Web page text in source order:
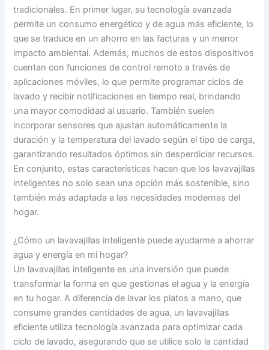
tradicionales. En primer lugar, su tecnología avanzada
permite un consumo energético y de agua más eficiente, lo
que se traduce en un ahorro en las facturas y un menor
impacto ambiental. Además, muchos de estos dispositivos
cuentan con funciones de control remoto a través de
aplicaciones móviles, lo que permite programar ciclos de
lavado y recibir notificaciones en tiempo real, brindando
una mayor comodidad al usuario. También suelen
incorporar sensores que ajustan automáticamente la
duración y la temperatura del lavado según el tipo de carga,
garantizando resultados óptimos sin desperdiciar recursos.
En conjunto, estas características hacen que los lavavajillas
inteligentes no solo sean una opción más sostenible, sino
también más adaptada a las necesidades modernas del
hogar.
¿Cómo un lavavajillas inteligente puede ayudarme a ahorrar
agua y energía en mi hogar?
Un lavavajillas inteligente es una inversión que puede
transformar la forma en que gestionas el agua y la energía
en tu hogar. A diferencia de lavar los platos a mano, que
consume grandes cantidades de agua, un lavavajillas
eficiente utiliza tecnología avanzada para optimizar cada
ciclo de lavado, asegurando que se utilice solo la cantidad